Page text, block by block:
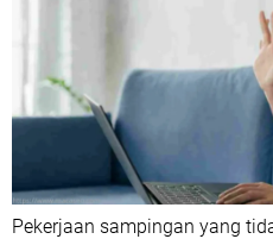
Pekerjaan sampingan yang